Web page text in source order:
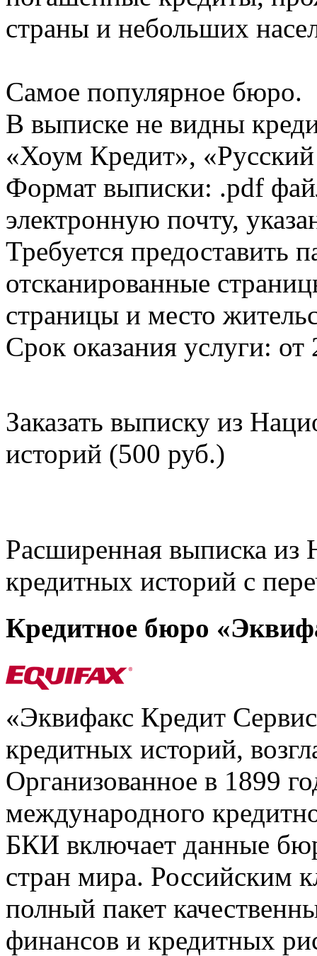
страны и небольших
Самое популярное бюро.
В выписке не видны
«Хоум Кредит»,
Формат выписки: .pdf
электронную почту,
Требуется предоставить
отсканированные
страницы и место
Срок оказания услуги: от
Заказать выписку из
историй (500 руб.)
Расширенная выписка из
кредитных историй с
Кредитное бюро
«Эквифакс Кредит
кредитных историй,
Организованное в 1899
международного
БКИ включает данные
стран мира. Российским
полный пакет
финансов и кредитных